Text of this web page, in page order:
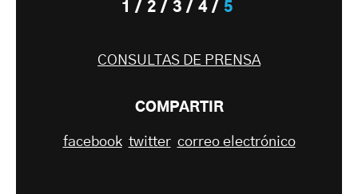
1 2 3 4 5
CONSULTAS DE PRENSA
COMPARTIR
facebook twitter correo electrónico